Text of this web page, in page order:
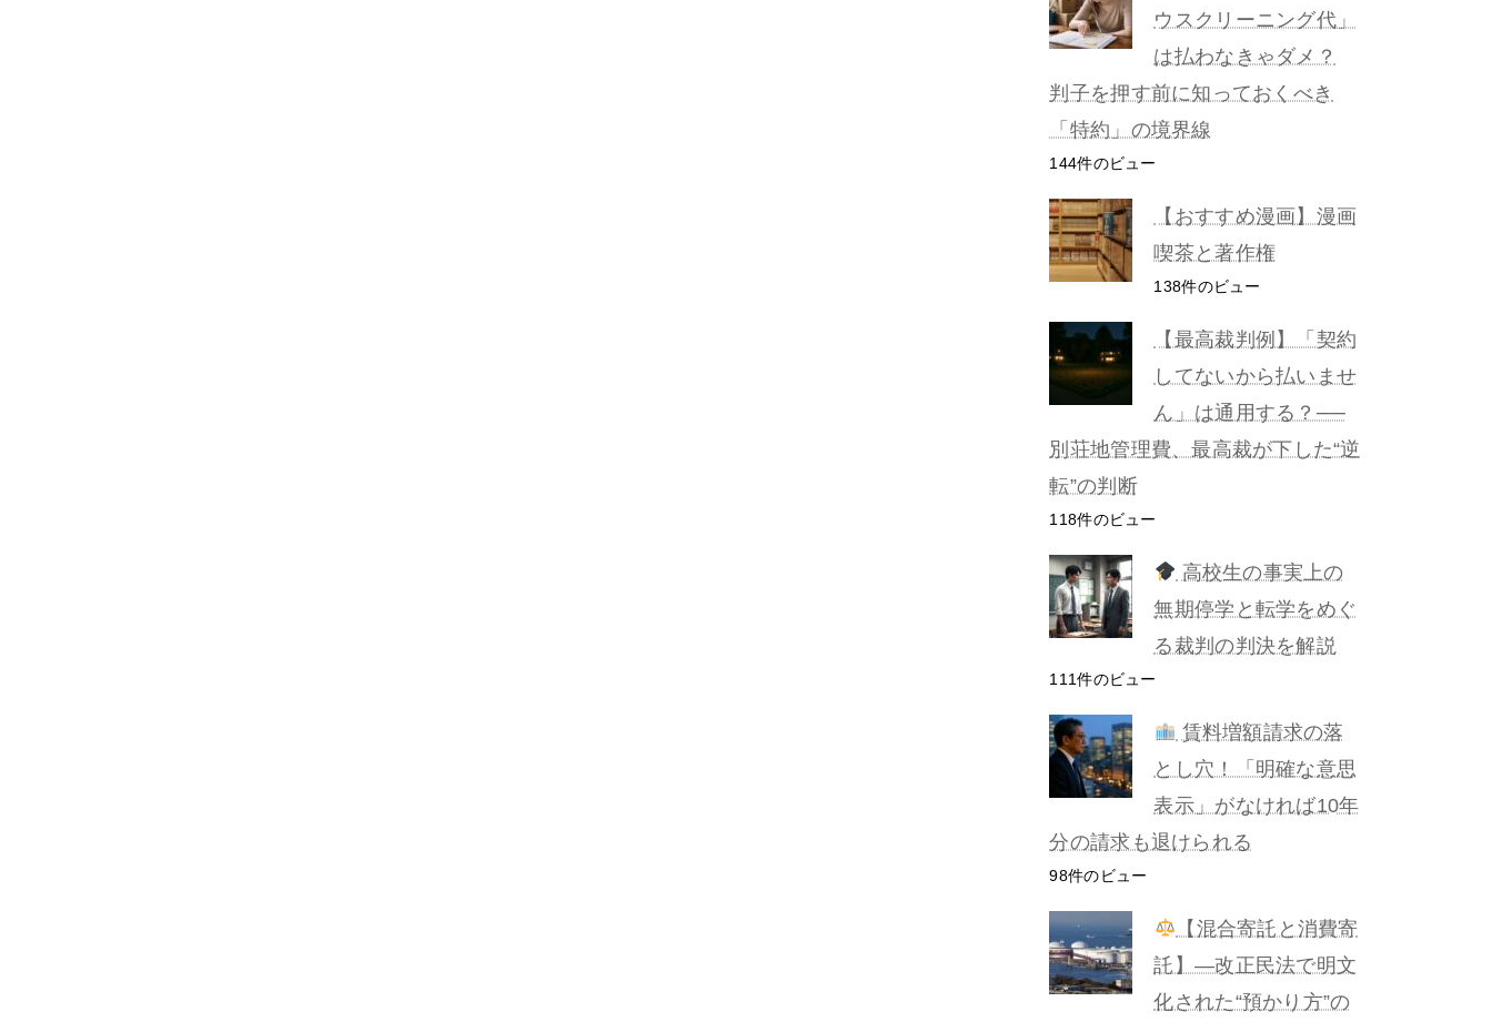
ウスクリーニング代」
は払わなきゃダメ？
判子を押す前に知っておくべき
「特約」の境界線
144件のビュー
【おすすめ漫画】漫画
喫茶と著作権
138件のビュー
【最高裁判例】「契約
してないから払いませ
ん」は通用する？──
別荘地管理費、最高裁が下した“逆
転”の判断
118件のビュー
高校生の事実上の
無期停学と転学をめぐ
る裁判の判決を解説
111件のビュー
賃料増額請求の落
とし穴！「明確な意思
表示」がなければ10年
分の請求も退けられる
98件のビュー
【混合寄託と消費寄
託】―改正民法で明文
化された“預かり方”の